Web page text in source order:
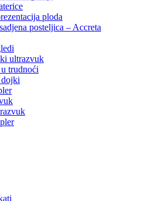
ploda
posteljica – Accreta
ultrazvuk
trudnoći